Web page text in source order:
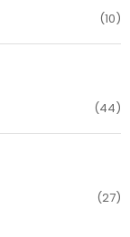
(10)
(44)
(27)